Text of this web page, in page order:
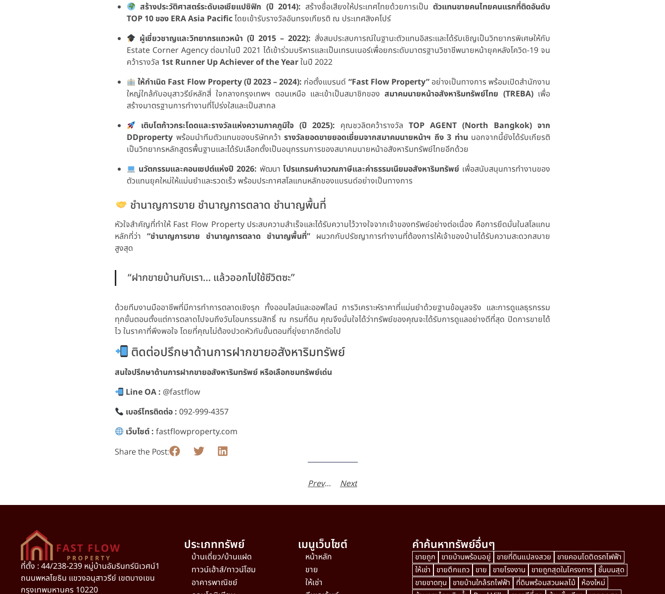
สร้างประวัติศาสตร์ระดับเอเชียแปซิฟิก (ปี 2014): สร้างชื่อเสียงให้ประเทศไทยด้วยการเป็น ตัวแทนขายคนไทยคนแรกที่ติดอันดับ
TOP 10 ของ ERA Asia Pacificโดยเข้ารับรางวัลอันทรงเกียรติ ณ ประเทศสิงคโปร์
ผู้เชี่ยวชาญและวิทยากรแถวหน้า (ปี 2015 – 2022): สั่งสมประสบการณ์ในฐานะตัวแทนอิสระและได้รับเชิญเป็นวิทยากรพิเศษให้กับ
Estate Corner Agency ต่อมาในปี 2021 ได้เข้าร่วมบริหารและเป็นเทรนเนอร์เพื่อยกระดับมาตรฐานวิชาชีพนายหน้ายุคหลังโควิด-19 จน
คว้ารางวัล 1st Runner Up Achiever of the Yearในปี 2022
ให้กำเนิด Fast Flow Property (ปี 2023 – 2024): ก่อตั้งแบรนด์ “Fast Flow Property”อย่างเป็นทางการ พร้อมเปิดสำนักงาน
ใหญ่ใกล้กับอนุสาวรีย์หลักสี่ ใจกลางกรุงเทพฯ ตอนเหนือ และเข้าเป็นสมาชิกของสมาคมนายหน้าอสังหาริมทรัพย์ไทย (TREBA)เพื่อ
สร้างมาตรฐานการทำงานที่โปร่งใสและเป็นสากล
เติบโตก้าวกระโดดและรางวัลแห่งความภาคภูมิใจ (ปี 2025): คุณชวลิตคว้ารางวัลTOP AGENT (North Bangkok) จาก
DDproperty พร้อมนำทีมตัวแทนของบริษัทคว้า รางวัลยอดขายยอดเยี่ยมจากสมาคมนายหน้าฯ ถึง 3 ท่าน นอกจากนี้ยังได้รับเกียรติ
เป็นวิทยากรหลักสูตรพื้นฐานและได้รับเลือกตั้งเป็นอนุกรรมการของสมาคมนายหน้าอสังหาริมทรัพย์ไทยอีกด้วย
นวัตกรรมและคอนเซปต์แห่งปี 2026: พัฒนาโปรแกรมคำนวณภาษีและค่าธรรมเนียมอสังหาริมทรัพย์ เพื่อสนับสนุนการทำงานของ
ตัวแทนยุคใหม่ให้แม่นยำและรวดเร็ว พร้อมประกาศสโลแกนหลักของแบรนด์อย่างเป็นทางการ
ชำนาญการขาย ชำนาญการตลาด ชำนาญพื้นที่
หัวใจสำคัญที่ทำให้ Fast Flow Property ประสบความสำเร็จและได้รับความไว้วางใจจากเจ้าของทรัพย์อย่างต่อเนื่อง คือการยึดมั่นในสโลแกน
หลักที่ว่า “ชำนาญการขาย ชำนาญการตลาด ชำนาญพื้นที่” ผนวกกับปรัชญาการทำงานที่ต้องการให้เจ้าของบ้านได้รับความสะดวกสบาย
สูงสุด
“ฝากขายบ้านกับเรา… แล้วออกไปใช้ชีวิตซะ”
ด้วยทีมงานมืออาชีพที่มีการทำการตลาดเชิงรุก ทั้งออนไลน์และออฟไลน์ การวิเคราะห์ราคาที่แม่นยำด้วยฐานข้อมูลจริง และการดูแลธุรกรรม
ทุกขั้นตอนตั้งแต่การตลาดไปจนถึงวันโอนกรรมสิทธิ์ ณ กรมที่ดิน คุณจึงมั่นใจได้ว่าทรัพย์ของคุณจะได้รับการดูแลอย่างดีที่สุด ปิดการขายได้
ไว ในราคาที่พึงพอใจ โดยที่คุณไม่ต้องปวดหัวกับขั้นตอนที่ยุ่งยากอีกต่อไป
ติดต่อปรึกษาด้านการฝากขายอสังหาริมทรัพย์
สนใจปรึกษาด้านการฝากขายอสังหาริมทรัพย์ หรือเลือกชมทรัพย์เด่น
Line OA : @fastflow
เบอร์โทรติดต่อ : 092-999-4357
เว็บไซต์ : fastflowproperty.com
Share the Post:
Previous Next
ที่ตั้ง : 44/238-239 หมู่บ้านอัมรินทร์นิเวศน์1
ถนนพหลโยธิน แขวงอนุสาวรีย์ เขตบางเขน
กรุงเทพมหานคร 10220
ประเภททรัพย์
บ้านเดี่ยว/บ้านแฝด
ทาวน์เฮ้าส์/ทาวน์โฮม
อาคารพาณิชย์
เมนูเว็บไซต์
หน้าหลัก
ขาย
ให้เช่า
คำค้นหาทรัพย์อื่นๆ
ขายถูก ขายบ้านพร้อมอยู่ ขายที่ดินแปลงสวย
ขายคอนโดติดรถไฟฟ้า
ให้เช่า
ขายตึกแถว ขาย ขายโรงงาน ขายถูกสุดในโครงการ ชั้นบนสุด
ขายขาดทุน
ขายบ้านใกล้รถไฟฟ้า ที่ดินพร้อมสวนผลไม้
ห้องใหม่